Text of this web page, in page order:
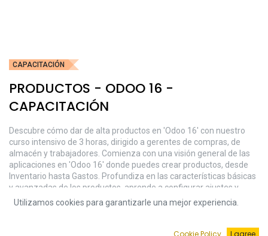
CAPACITACIÓN
PRODUCTOS - ODOO 16 -
CAPACITACIÓN
Descubre cómo dar de alta productos en 'Odoo 16' con nuestro
curso intensivo de 3 horas, dirigido a gerentes de compras, de
almacén y trabajadores. Comienza con una visión general de las
aplicaciones en 'Odoo 16' donde puedes crear productos, desde
Inventario hasta Gastos. Profundiza en las características básicas
y avanzadas de los productos, aprende a configurar ajustes y
categorías, y domina la creación y gestión de productos. Con
instrucciones detalladas y ejemplos prácticos, te equipamos con
Utilizamos cookies para garantizarle una mejor experiencia.
Cookie Policy I agree